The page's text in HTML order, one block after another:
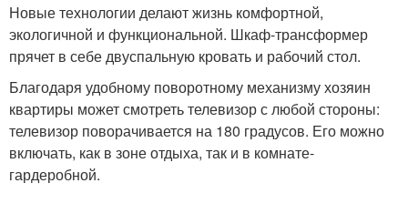
Новые технологии делают жизнь комфортной,
экологичной и функциональной. Шкаф-трансформер
прячет в себе двуспальную кровать и рабочий стол.
Благодаря удобному поворотному механизму хозяин
квартиры может смотреть телевизор с любой стороны:
телевизор поворачивается на 180 градусов. Его можно
включать, как в зоне отдыха, так и в комнате-
гардеробной.